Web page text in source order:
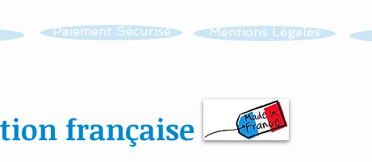
Paiement Sécurisé Mentions Légales
française